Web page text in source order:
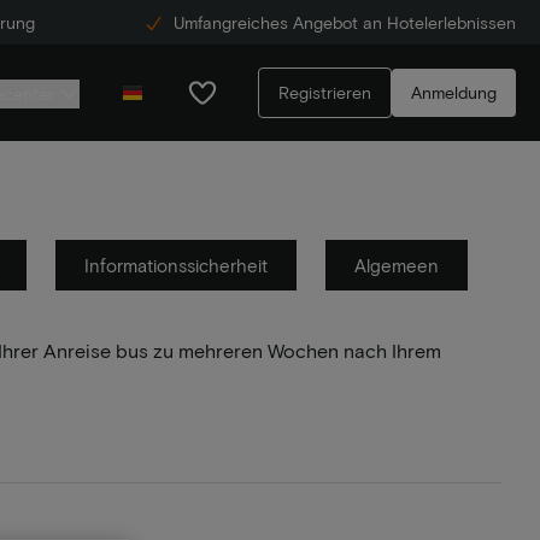
Umfangreiches Angebot an Hotelerlebnissen
Registrieren Anmeldung
Informationssicherheit Algemeen
Anreise bus zu mehreren Wochen nach Ihrem